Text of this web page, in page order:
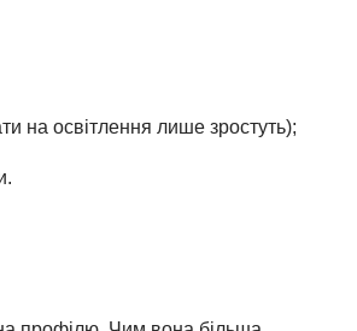
на освітлення лише зростуть);